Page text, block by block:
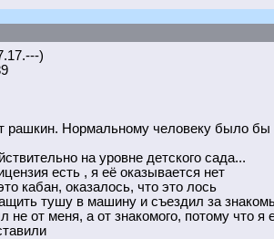
)
рашкин. Нормальному человеку было бы
на уровне детского сада...
есть , я её оказывается нет
кабан, оказалось, что это лось
тушу в машину и съездил за
не от меня, а от знакомого, потому что я